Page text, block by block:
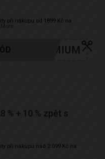
při nákupu od 1899 Kč na
More
PREMIUM
% + 10 % zpět s
při nákupu nad 2 099 Kč na